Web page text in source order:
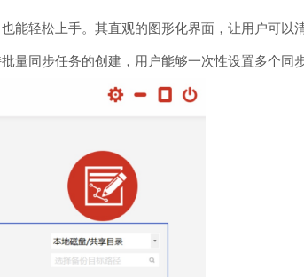
能轻松上手。其直观的图形化界面，让用户可以
量同步任务的创建，用户能够一次性设置多个同